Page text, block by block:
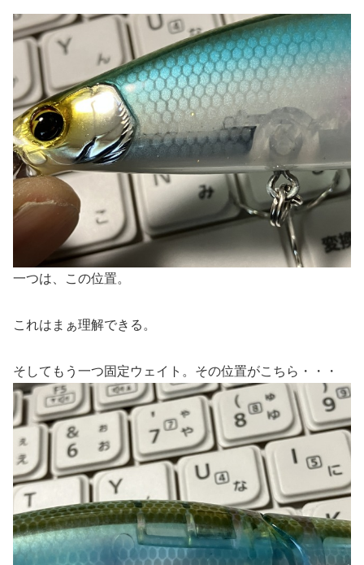
一つは、この位置。
これはまぁ理解できる。
そしてもう一つ固定ウェイト。その位置がこちら・・・